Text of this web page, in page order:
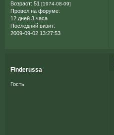
Возраст: 51 [1974-08-09]
Провел на форуме:
12 дней 3 часа
Последний визит:
2009-09-02 13:27:53
Finderussa
Гость